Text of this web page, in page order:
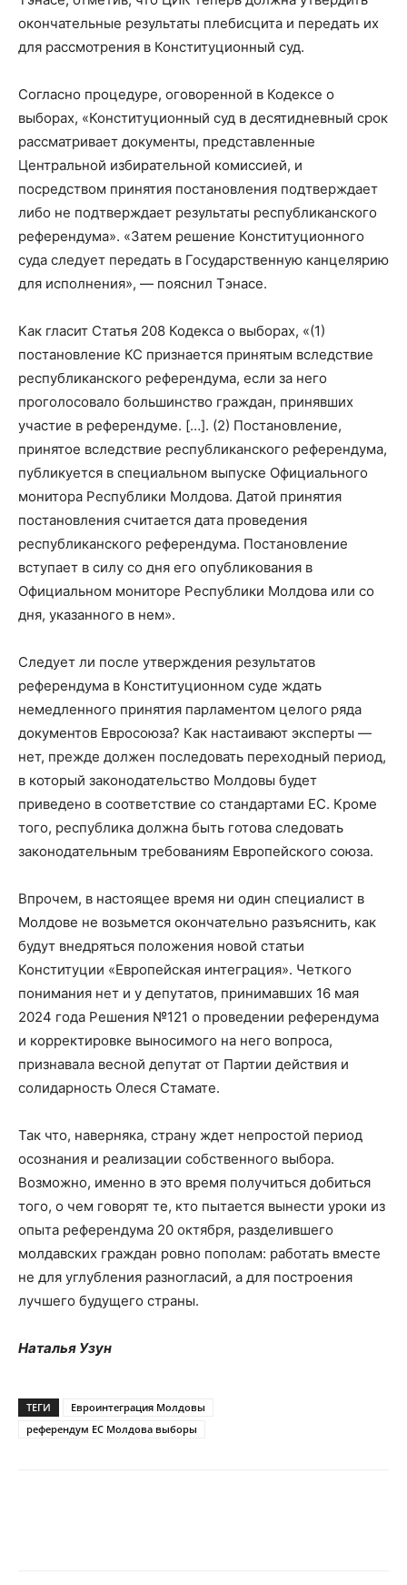
окончательные результаты плебисцита и передать их
для рассмотрения в Конституционный суд.
Согласно процедуре, оговоренной в Кодексе о
выборах, «Конституционный суд в десятидневный срок
рассматривает документы, представленные
Центральной избирательной комиссией, и
посредством принятия постановления подтверждает
либо не подтверждает результаты республиканского
референдума». «Затем решение Конституционного
суда следует передать в Государственную канцелярию
для исполнения», — пояснил Тэнасе.
Как гласит Статья 208 Кодекса о выборах, «(1)
постановление КС признается принятым вследствие
республиканского референдума, если за него
проголосовало большинство граждан, принявших
участие в референдуме. […]. (2) Постановление,
принятое вследствие республиканского референдума,
публикуется в специальном выпуске Официального
монитора Республики Молдова. Датой принятия
постановления считается дата проведения
республиканского референдума. Постановление
вступает в силу со дня его опубликования в
Официальном мониторе Республики Молдова или со
дня, указанного в нем».
Следует ли после утверждения результатов
референдума в Конституционном суде ждать
немедленного принятия парламентом целого ряда
документов Евросоюза? Как настаивают эксперты —
нет, прежде должен последовать переходный период,
в который законодательство Молдовы будет
приведено в соответствие со стандартами ЕС. Кроме
того, республика должна быть готова следовать
законодательным требованиям Европейского союза.
Впрочем, в настоящее время ни один специалист в
Молдове не возьмется окончательно разъяснить, как
будут внедряться положения новой статьи
Конституции «Европейская интеграция». Четкого
понимания нет и у депутатов, принимавших 16 мая
2024 года Решения №121 о проведении референдума
и корректировке выносимого на него вопроса,
признавала весной депутат от Партии действия и
солидарность Олеся Стамате.
Так что, наверняка, страну ждет непростой период
осознания и реализации собственного выбора.
Возможно, именно в это время получиться добиться
того, о чем говорят те, кто пытается вынести уроки из
опыта референдума 20 октября, разделившего
молдавских граждан ровно пополам: работать вместе
не для углубления разногласий, а для построения
лучшего будущего страны.
Наталья Узун
ТЕГИ
Евроинтеграция Молдовы
референдум ЕС Молдова выборы